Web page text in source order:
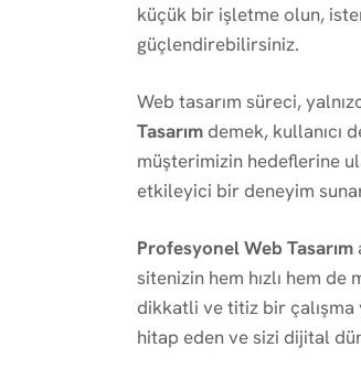
küçük bir işletme olun,
güçlendirebilirsiniz.
Web tasarım süreci,
Tasarım demek, kullanıcı
müşterimizin hedeflerine
etkileyici bir deneyim
Profesyonel Web Tasarım
sitenizin hem hızlı hem
dikkatli ve titiz bir çalışma
hitap eden ve sizi dijital